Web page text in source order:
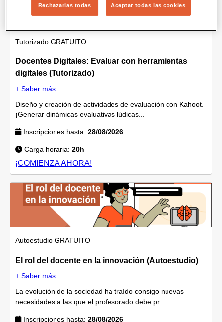
Tutorizado GRATUITO
Docentes Digitales: Evaluar con herramientas
digitales (Tutorizado)
+ Saber más
Diseño y creación de actividades de evaluación con Kahoot.
¡Generar dinámicas evaluativas lúdicas...
Inscripciones hasta: 28/08/2026
Carga horaria: 20h
¡COMIENZA AHORA!
Autoestudio GRATUITO
El rol del docente en la innovación (Autoestudio)
+ Saber más
La evolución de la sociedad ha traído consigo nuevas
necesidades a las que el profesorado debe pr...
Inscripciones hasta: 28/08/2026
Rechazarlas todas Aceptar todas las cookies